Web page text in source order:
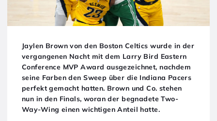
Jaylen Brown von den Boston Celtics wurde in der
vergangenen Nacht mit dem Larry Bird Eastern
Conference MVP Award ausgezeichnet, nachdem
seine Farben den Sweep über die Indiana Pacers
perfekt gemacht hatten. Brown und Co. stehen
nun in den Finals, woran der begnadete Two-
Way-Wing einen wichtigen Anteil hatte.